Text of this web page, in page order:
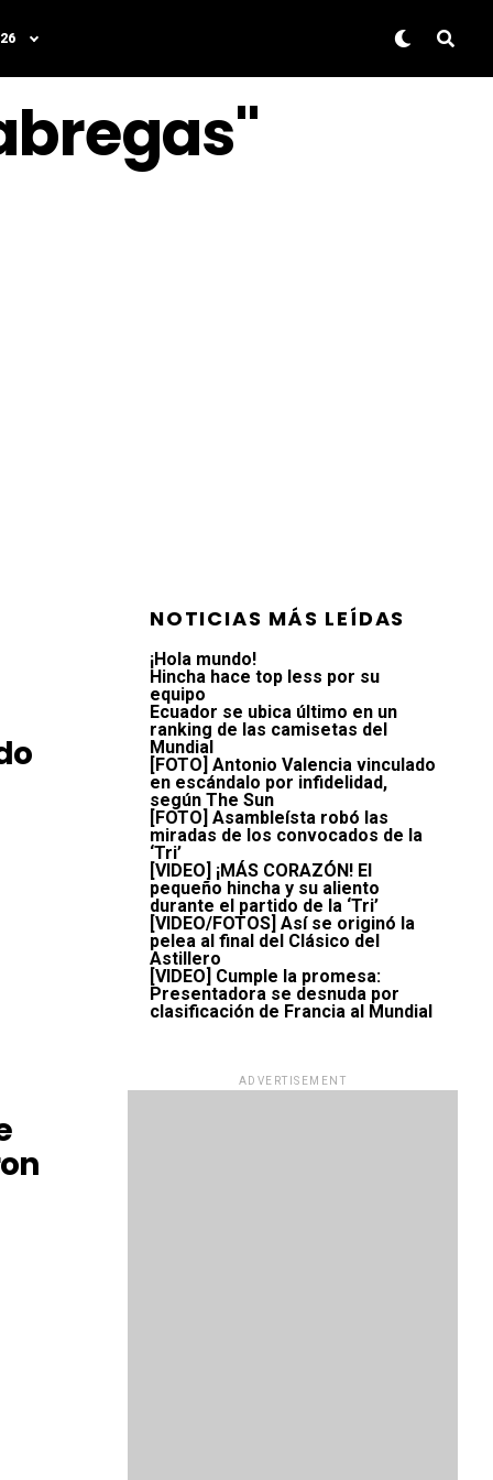
NOTICIAS MÁS LEÍDAS
¡Hola mundo!
Hincha hace top less por su
equipo
Ecuador se ubica último en un
ranking de las camisetas del
Mundial
[FOTO] Antonio Valencia vinculado
en escándalo por infidelidad,
según The Sun
[FOTO] Asambleísta robó las
miradas de los convocados de la
‘Tri’
[VIDEO] ¡MÁS CORAZÓN! El
pequeño hincha y su aliento
durante el partido de la ‘Tri’
[VIDEO/FOTOS] Así se originó la
pelea al final del Clásico del
Astillero
[VIDEO] Cumple la promesa:
Presentadora se desnuda por
clasificación de Francia al Mundial
ADVERTISEMENT